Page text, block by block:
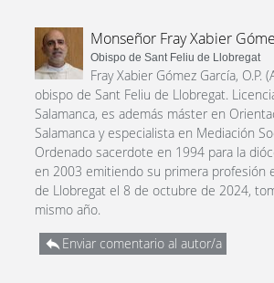
Monseñor Fray Xabier
Obispo de Sant Feliu de Llobregat
Fray Xabier Gómez García,
obispo de Sant Feliu de Llobregat.
Salamanca, es además máster en
Salamanca y especialista en Mediación
Ordenado sacerdote en 1994 para la
en 2003 emitiendo su primera profesión
de Llobregat el 8 de octubre de 2024,
mismo año.
Enviar comentario al autor/a